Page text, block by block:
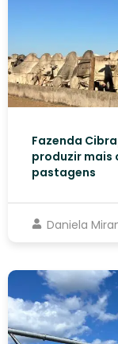
Fazenda
produzir mais
pastagens
Daniela